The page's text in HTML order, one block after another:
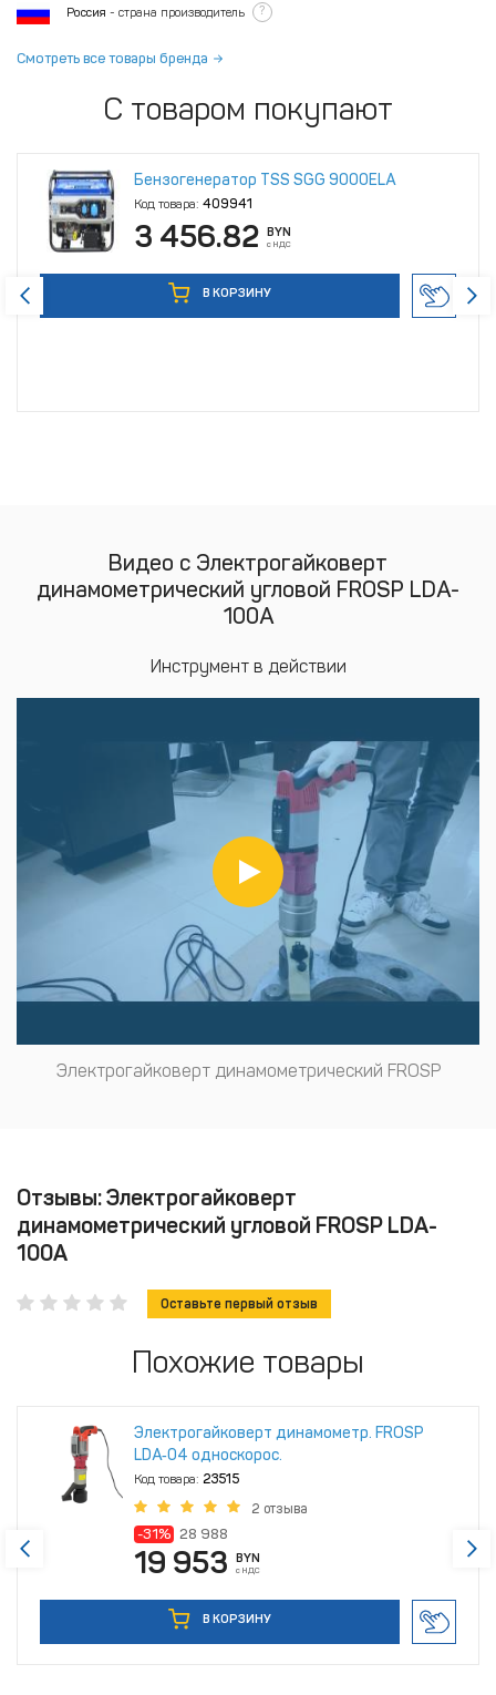
Россия - страна производитель ?
Смотреть все товары бренда
С товаром покупают
Бензогенератор TSS SGG 9000ELA
Код товара: 409941
3 456.82 BYN
с НДС
В КОРЗИНУ
Видео с Электрогайковерт
динамометрический угловой FROSP LDA-
100A
Инструмент в действии
Электрогайковерт динамометрический FROSP
Отзывы: Электрогайковерт
динамометрический угловой FROSP LDA-
100A
Оставьте первый отзыв
Похожие товары
Электрогайковерт динамометр. FROSP
LDA‑04 односкорос.
Код товара: 23515
2 отзыва
-31% 28 988
19 953 BYN
с НДС
В КОРЗИНУ